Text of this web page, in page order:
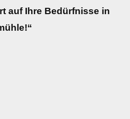
auf Ihre Bedürfnisse in